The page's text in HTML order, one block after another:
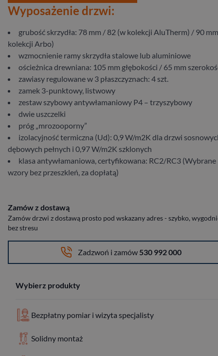
Wyposażenie drzwi:
grubość skrzydła: 78 mm / 82 (w kolekcji AluTherm) / 90
kolekcji Arbo)
wzmocnienie ramy skrzydła stalowe lub aluminiowe
ościeżnica drewniana: 105 mm głębokości / 65 mm
zawiasy regulowane w 3 płaszczyznach: 4 szt.
zamek 3-punktowy, listwowy
zestaw szybowy antywłamaniowy P4 – trzyszybowy
dwie uszczelki
próg „mrozooporny”
izolacyjność termiczna (Ud): 0,9 W/m2K dla drzwi
dębowych pełnych i 0,97 W/m2K szklonych
klasa antywłamaniowa, certyfikowana: RC2/RC3 (Wybrane
wzory bez przeszkleń, za dopłatą)
Zamów z dostawą
Zamów drzwi z dostawą prosto pod wskazany adres - szybko,
bez stresu
Zadzwoń i zamów 530 992 000
Wybierz produkty
Bezpłatny pomiar i wizyta specjalisty
Solidny montaż